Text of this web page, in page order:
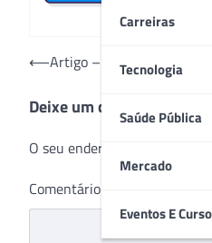
Carreiras
Tecnologia
Saúde Pública
Mercado
Eventos E
Navegação
Post
⟵Artigo – Dia do
Deixe um comentário
O seu endereço de e-mail não
Comentário